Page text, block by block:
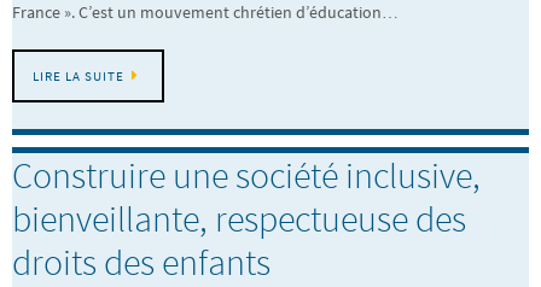
France ». C’est un mouvement chrétien d’éducation…
LIRE LA SUITE
Construire une société inclusive,
bienveillante, respectueuse des
droits des enfants